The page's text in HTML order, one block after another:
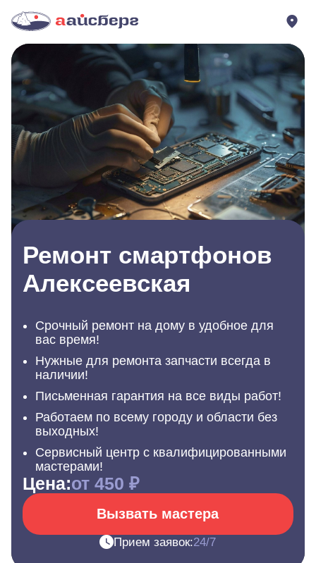
Ремонт смартфонов
Алексеевская
Срочный ремонт на дому в удобное для
вас время!
Нужные для ремонта запчасти всегда в
наличии!
Письменная гарантия на все виды работ!
Работаем по всему городу и области без
выходных!
Сервисный центр с квалифицированными
мастерами!
Цена:от 450 ₽
Вызвать мастера
Прием заявок:24/7